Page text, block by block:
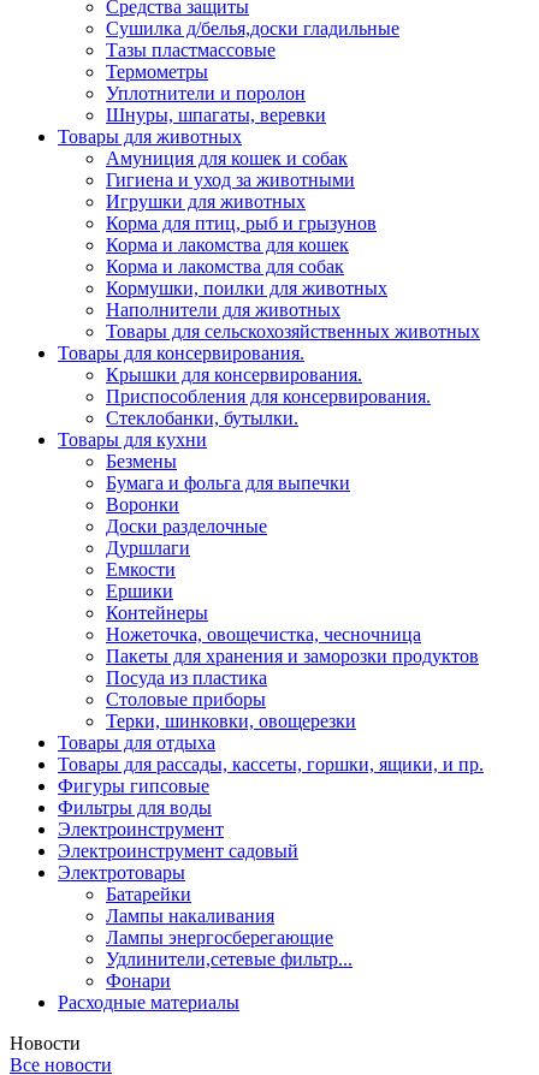
Средства защиты
Сушилка д/белья,доски гладильные
Тазы пластмассовые
Термометры
Уплотнители и поролон
Шнуры, шпагаты, веревки
Товары для животных
Амуниция для кошек и собак
Гигиена и уход за животными
Игрушки для животных
Корма для птиц, рыб и грызунов
Корма и лакомства для кошек
Корма и лакомства для собак
Кормушки, поилки для животных
Наполнители для животных
Товары для сельскохозяйственных животных
Товары для консервирования.
Крышки для консервирования.
Приспособления для консервирования.
Стеклобанки, бутылки.
Товары для кухни
Безмены
Бумага и фольга для выпечки
Воронки
Доски разделочные
Дуршлаги
Емкости
Ершики
Контейнеры
Ножеточка, овощечистка, чесночница
Пакеты для хранения и заморозки продуктов
Посуда из пластика
Столовые приборы
Терки, шинковки, овощерезки
Товары для отдыха
Товары для рассады, кассеты, горшки, ящики, и пр.
Фигуры гипсовые
Фильтры для воды
Электроинструмент
Электроинструмент садовый
Электротовары
Батарейки
Лампы накаливания
Лампы энергосберегающие
Удлинители,сетевые фильтр...
Фонари
Расходные материалы
Новости
Все новости